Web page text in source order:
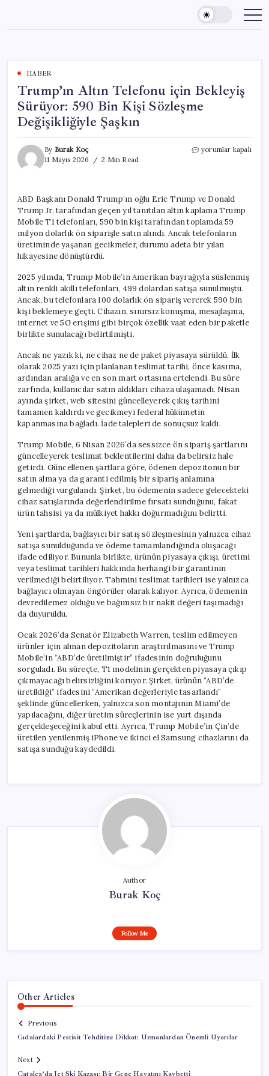
content
HABER
Trump’ın Altın Telefonu için Bekleyiş
Sürüyor: 590 Bin Kişi Sözleşme
Değişikliğiyle Şaşkın
By Burak Koç
11 Mayıs 2026
2 Min Read
Trump’ın
Sürüyor:
590
Bin
Kişi
Sözleşme
Değişikliğiyle
yorumlar kapalı
ABD Başkanı Donald Trump’ın oğlu Eric Trump ve Donald
Trump Jr. tarafından geçen yıl tanıtılan altın kaplama Trump
Mobile T1 telefonları, 590 bin kişi tarafından toplamda 59
milyon dolarlık ön siparişle satın alındı. Ancak telefonların
üretiminde yaşanan gecikmeler, durumu adeta bir yılan
hikayesine dönüştürdü.
2025 yılında, Trump Mobile’in Amerikan bayrağıyla süslenmiş
altın renkli akıllı telefonları, 499 dolardan satışa sunulmuştu.
Ancak, bu telefonlara 100 dolarlık ön sipariş vererek 590 bin
kişi beklemeye geçti. Cihazın, sınırsız konuşma, mesajlaşma,
internet ve 5G erişimi gibi birçok özellik vaat eden bir paketle
birlikte sunulacağı belirtilmişti.
Ancak ne yazık ki, ne cihaz ne de paket piyasaya sürüldü. İlk
olarak 2025 yazı için planlanan teslimat tarihi, önce kasıma,
ardından aralığa ve en son mart ortasına ertelendi. Bu süre
zarfında, kullanıcılar satın aldıkları cihaza ulaşamadı. Nisan
ayında şirket, web sitesini güncelleyerek çıkış tarihini
tamamen kaldırdı ve gecikmeyi federal hükümetin
kapanmasına bağladı. İade talepleri de sonuçsuz kaldı.
Trump Mobile, 6 Nisan 2026’da sessizce ön sipariş şartlarını
güncelleyerek teslimat beklentilerini daha da belirsiz hale
getirdi. Güncellenen şartlara göre, ödenen depozitonun bir
satın alma ya da garanti edilmiş bir sipariş anlamına
gelmediği vurgulandı. Şirket, bu ödemenin sadece gelecekteki
cihaz satışlarında değerlendirilme fırsatı sunduğunu, fakat
ürün tahsisi ya da mülkiyet hakkı doğurmadığını belirtti.
Yeni şartlarda, bağlayıcı bir satış sözleşmesinin yalnızca cihaz
satışa sunulduğunda ve ödeme tamamlandığında oluşacağı
ifade ediliyor. Bununla birlikte, ürünün piyasaya çıkışı, üretimi
veya teslimat tarihleri hakkında herhangi bir garantinin
verilmediği belirtiliyor. Tahmini teslimat tarihleri ise yalnızca
bağlayıcı olmayan öngörüler olarak kalıyor. Ayrıca, ödemenin
devredilemez olduğu ve bağımsız bir nakit değeri taşımadığı
da duyuruldu.
Ocak 2026’da Senatör Elizabeth Warren, teslim edilmeyen
ürünler için alınan depozitoların araştırılmasını ve Trump
Mobile’in “ABD’de üretilmiştir” ifadesinin doğruluğunu
sorguladı. Bu süreçte, T1 modelinin gerçekten piyasaya çıkıp
çıkmayacağı belirsizliğini koruyor. Şirket, ürünün “ABD’de
üretildiği” ifadesini “Amerikan değerleriyle tasarlandı”
şeklinde güncellerken, yalnızca son montajının Miami’de
yapılacağını, diğer üretim süreçlerinin ise yurt dışında
gerçekleşeceğini kabul etti. Ayrıca, Trump Mobile’in Çin’de
üretilen yenilenmiş iPhone ve ikinci el Samsung cihazlarını da
satışa sunduğu kaydedildi.
Author
Burak Koç
Follow Me
Other Articles
Previous
Gıdalardaki Pestisit Tehditine Dikkat: Uzmanlardan Önemli Uyarılar
Next
Çatalca’da Jet Ski Kazası: Bir Genç Hayatını Kaybetti